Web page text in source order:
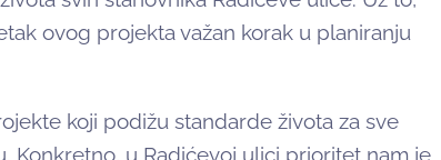
ovog projekta važan korak u planiranju
koji podižu standarde života za sve
Konkretno, u Radićevoj ulici prioritet nam je